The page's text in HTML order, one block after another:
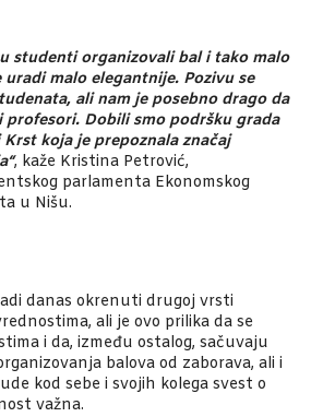
studenti organizovali bal i tako malo
uradi malo elegantnije. Pozivu se
ali nam je posebno drago da
profesori. Dobili smo podršku grada
koja je prepoznala značaj
, kaže Kristina Petrović,
parlamenta Ekonomskog
u Nišu.
danas okrenuti drugoj vrsti
ali je ovo prilika da se
i da, između ostalog, sačuvaju
balova od zaborava, ali i
kod sebe i svojih kolega svest o
važna.